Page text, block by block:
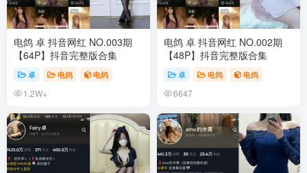
电鸽 卓 抖音网红 NO.003期
【64P】抖音完整版合集
卓 电鸽 电鸽
1.2W+
电鸽 卓 抖音网红 NO.002期
【48P】抖音完整版合集
卓 电鸽 电鸽
6647